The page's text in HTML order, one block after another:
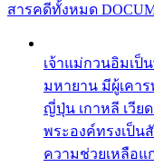
สารคดีทั้งหมด
เจ้าแม่กวนอิมเป็
มหายาน มีผู้เคา
ญี่ปุ่น เกาหลี เวีย
พระองค์ทรงเป็
ความช่วยเหลือแ